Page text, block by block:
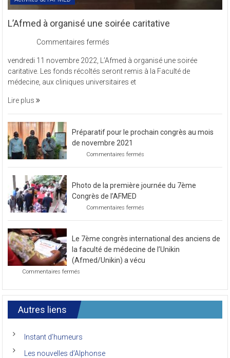
L’Afmed à organisé une soirée caritative
Commentaires fermés
à
organisé
une
vendredi 11 novembre 2022, L’Afmed à organisé une soirée
caritative. Les fonds récoltés seront remis à la Faculté de
médecine, aux cliniques universitaires et
Lire plus
Préparatif pour le prochain congrès au mois
de novembre 2021
Commentaires fermés
prochain
de
2021
Photo de la première journée du 7ème
Congrès de l’AFMED
Commentaires fermés
première
journée
7ème
l’AFMED
Le 7ème congrès international des anciens de
la faculté de médecine de l’Unikin
(Afmed/Unikin) a vécu
Commentaires fermés
congrès
international
anciens
la
de
Autres liens
Instant d’humeurs
Les nouvelles d’Alphonse